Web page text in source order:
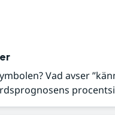
Vad avser